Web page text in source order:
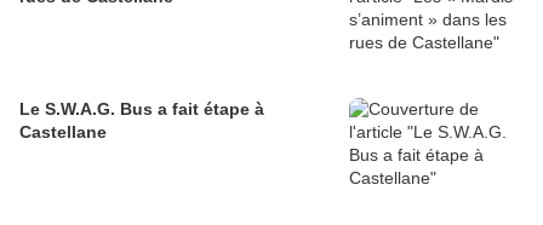
Le S.W.A.G. Bus a fait étape à
Castellane